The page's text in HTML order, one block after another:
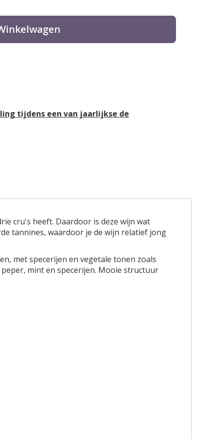
tijdens een van jaarlijkse de
cru's heeft. Daardoor is deze wijn wat
tannines, waardoor je de wijn relatief jong
met specerijen en vegetale tonen zoals
mint en specerijen. Mooie structuur